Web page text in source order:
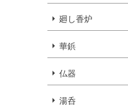
廻し香炉
華鋲
仏器
湯呑